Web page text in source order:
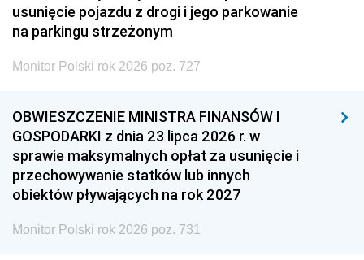
usunięcie pojazdu z drogi i jego parkowanie
na parkingu strzeżonym
Monitor Polski rok 2026 poz. 727
OBWIESZCZENIE MINISTRA FINANSÓW I
GOSPODARKI z dnia 23 lipca 2026 r. w
sprawie maksymalnych opłat za usunięcie i
przechowywanie statków lub innych
obiektów pływających na rok 2027
Monitor Polski rok 2026 poz. 731